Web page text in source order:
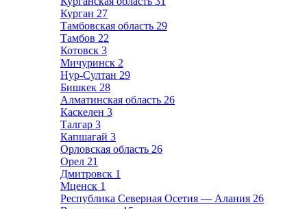
Курган 27
Тамбовская область 29
Тамбов 22
Котовск 3
Мичуринск 2
Нур-Султан 29
Бишкек 28
Алматинская область 26
Каскелен 3
Талгар 3
Капшагай 3
Орловская область 26
Орел 21
Дмитровск 1
Мценск 1
Республика Северная Осетия — Алания 26